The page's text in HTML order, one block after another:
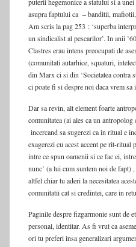
asupra faptului ca – banditii,
Am scris la pag 253 : ‘superba
un sindicalist al pescarilor’. In anii
Clastres erau intens preocupati de
(comunitati autarhice, squaturi,
din Marx ci si din ‘Societatea contra
ci poate fi si despre noi daca vrem
Dar sa revin, alt element foarte
comunitatea (ai ales ca un
incercand sa sugerezi ca in ritual e
exagerezi cu acest accent pe rit-
intre ce spun oamenii si ce fac ei,
nunc’ (a lui cum suntem noi de fapt)
altfel chiar tu aderi la necesitatea
comunitatii cat si credintei, care in
Paginile despre fizgarmonie sunt de
personal, identitar. As fi vrut ca
ori tu preferi insa generalizari